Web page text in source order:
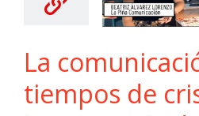
La
tiempos de